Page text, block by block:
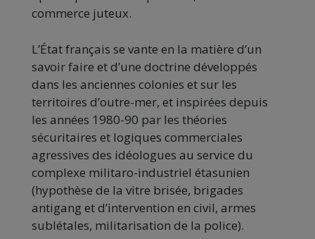
commerce juteux.
L’État français se vante en la matière d’un
savoir faire et d’une doctrine développés
dans les anciennes colonies et sur les
territoires d’outre-mer, et inspirées depuis
les années 1980-90 par les théories
sécuritaires et logiques commerciales
agressives des idéologues au service du
complexe militaro-industriel étasunien
(hypothèse de la vitre brisée, brigades
antigang et d’intervention en civil, armes
sublétales, militarisation de la police).